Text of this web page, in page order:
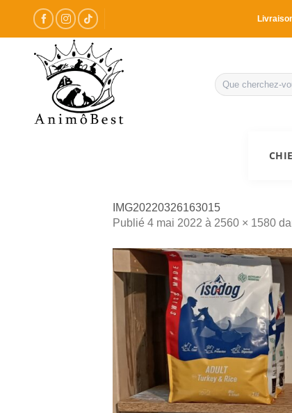
contenu
Recherche
pour :
IMG20220326163015
Publié 4 mai 2022 à 2560 × 1580